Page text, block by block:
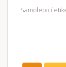
Samolepicí